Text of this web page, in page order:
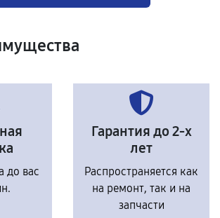
до вас
Гарантия до 2-х
лет
Распространяется как
на ремонт, так и на
запчасти